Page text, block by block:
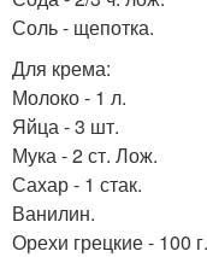
Соль - щепотка.
Для крема:
Молоко - 1 л.
Яйца - 3 шт.
Мука - 2 ст. Лож.
Сахар - 1 стак.
Ванилин.
Орехи грецкие - 100 г.